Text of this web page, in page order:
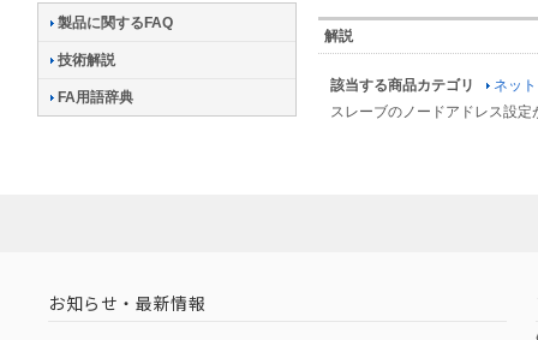
解説
該当する商品カテゴリ
ネッ
スレーブのノードアドレス設
製品に関するFAQ
技術解説
FA用語辞典
お知らせ・最新情報